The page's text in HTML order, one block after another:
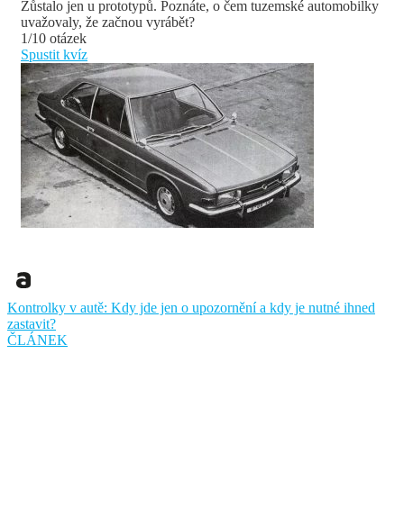
Zůstalo jen u prototypů. Poznáte, o čem tuzemské automobilky
uvažovaly, že začnou vyrábět?
1/10 otázek
Spustit kvíz
Kontrolky v autě: Kdy jde jen o upozornění a kdy je nutné ihned
zastavit?
ČLÁNEK